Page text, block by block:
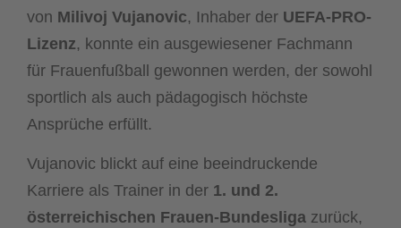
von Milivoj Vujanovic, Inhaber der UEFA-PRO-
Lizenz, konnte ein ausgewiesener Fachmann
für Frauenfußball gewonnen werden, der sowohl
sportlich als auch pädagogisch höchste
Ansprüche erfüllt.
Vujanovic blickt auf eine beeindruckende
Karriere als Trainer in der 1. und 2.
österreichischen Frauen-Bundesliga zurück,